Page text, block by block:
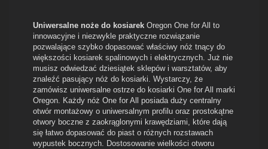
Uniwersalne noże do kosiarek Oregon One for All to
innowacyjne i niezwykle praktyczne rozwiązanie
pozwalające szybko dopasować właściwy nóż tnący do
większości kosiarek spalinowych i elektrycznych. Już nie
musisz odwiedzać dziesiątek sklepów i warsztatów, aby
znaleźć pasujący nóż do kosiarki. Wystarczy, że
zamówisz uniwersalne ostrze do kosiarki One for All marki
Oregon. Każdy nóż One for All posiada duży centralny
otwór montażowy o uniwersalnym profilu oraz prostokątne
otwory boczne z zaokrąglonymi krawędziami, które dają
się łatwo dopasować do piast o różnych rozstawach
wypustek bocznych. Dostosowanie wielkości otworu